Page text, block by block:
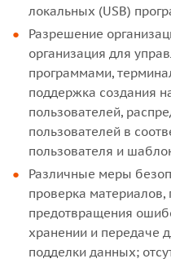
локальных (USB)
Разрешение
организация для
программами,
поддержка создания
пользователей,
пользователей в
пользователя и
Различные меры
проверка
предотвращения
хранении и передаче
подделки данных;